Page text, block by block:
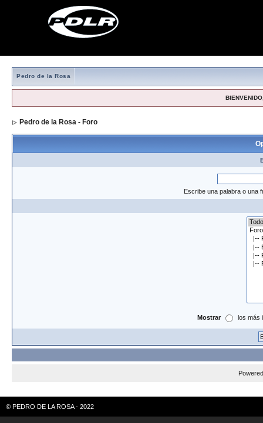
Pedro de la Rosa
Pedro de la Rosa - Foro
Escribe una palabra o una
Mostrar los más
© PEDRO DE LA ROSA - 2022